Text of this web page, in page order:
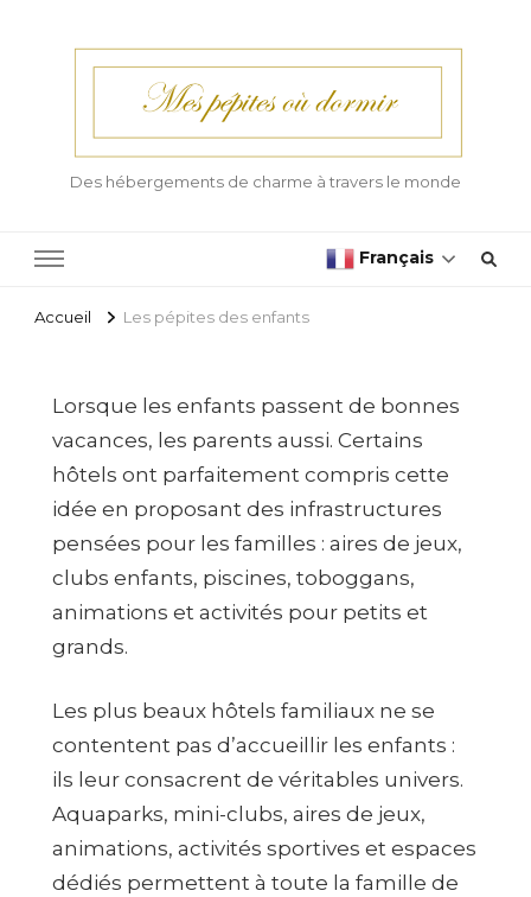
Des hébergements de charme à travers le monde
Français
Accueil Les pépites des enfants
Lorsque les enfants passent de bonnes
vacances, les parents aussi. Certains
hôtels ont parfaitement compris cette
idée en proposant des infrastructures
pensées pour les familles : aires de jeux,
clubs enfants, piscines, toboggans,
animations et activités pour petits et
grands.
Les plus beaux hôtels familiaux ne se
contentent pas d’accueillir les enfants :
ils leur consacrent de véritables univers.
Aquaparks, mini-clubs, aires de jeux,
animations, activités sportives et espaces
dédiés permettent à toute la famille de